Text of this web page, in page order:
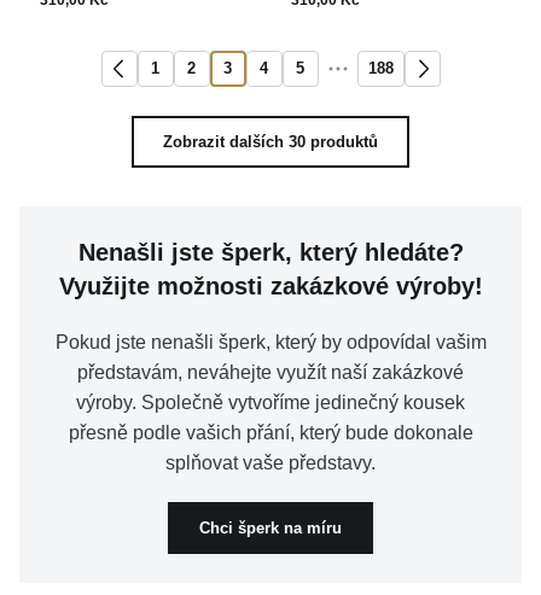
1 2 3 4 5 188
Zobrazit dalších 30 produktů
Nenašli jste šperk, který hledáte?
Využijte možnosti zakázkové výroby!
Pokud jste nenašli šperk, který by odpovídal vašim
představám, neváhejte využít naší zakázkové
výroby. Společně vytvoříme jedinečný kousek
přesně podle vašich přání, který bude dokonale
splňovat vaše představy.
Chci šperk na míru